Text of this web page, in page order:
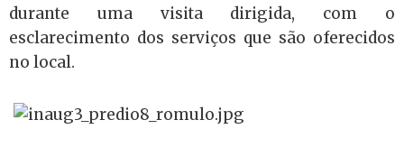
durante uma visita dirigida, com o
esclarecimento dos serviços que são oferecidos
no local.